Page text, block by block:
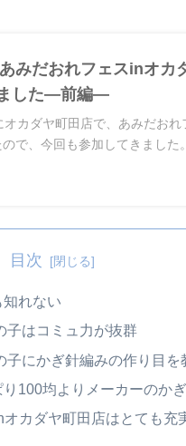
あみだおれフェスinオカ
した―前編―
オカダヤ町田店で、あみだお
で、今回も参加してきました。
目次
れない
子はコミュ力が抜群
にかぎ針編みの作り目を
100均よりメーカーのか
カダヤ町田店はとても充